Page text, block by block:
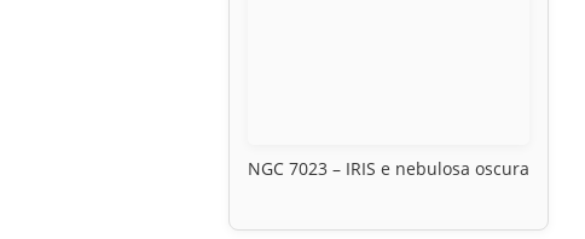
NGC 7023 – IRIS e nebulosa oscura